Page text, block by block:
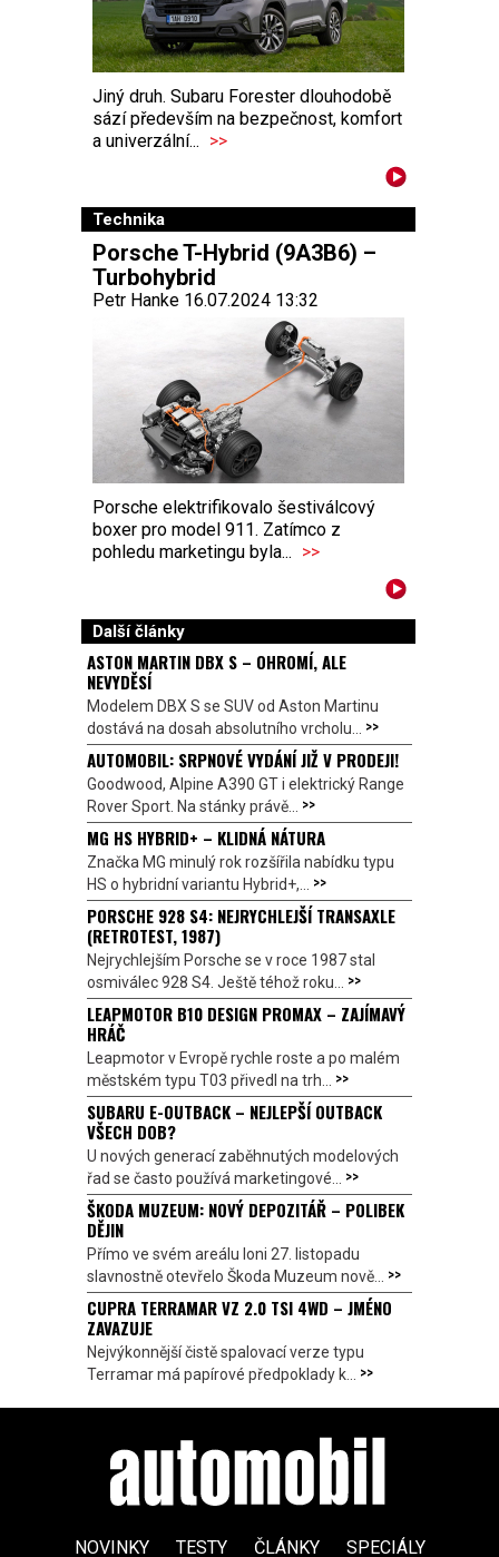
Jiný druh. Subaru Forester dlouhodobě
sází především na bezpečnost, komfort
a univerzální... >>
Technika
Porsche T-Hybrid (9A3B6) –
Turbohybrid
Petr Hanke 16.07.2024 13:32
Porsche elektrifikovalo šestiválcový
boxer pro model 911. Zatímco z
pohledu marketingu byla... >>
Další články
ASTON MARTIN DBX S – OHROMÍ, ALE
NEVYDĚSÍ
Modelem DBX S se SUV od Aston Martinu
dostává na dosah absolutního vrcholu... >>
AUTOMOBIL: SRPNOVÉ VYDÁNÍ JIŽ V PRODEJI!
Goodwood, Alpine A390 GT i elektrický Range
Rover Sport. Na stánky právě... >>
MG HS HYBRID+ – KLIDNÁ NÁTURA
Značka MG minulý rok rozšířila nabídku typu
HS o hybridní variantu Hybrid+,... >>
PORSCHE 928 S4: NEJRYCHLEJŠÍ TRANSAXLE
(RETROTEST, 1987)
Nejrychlejším Porsche se v roce 1987 stal
osmiválec 928 S4. Ještě téhož roku... >>
LEAPMOTOR B10 DESIGN PROMAX – ZAJÍMAVÝ
HRÁČ
Leapmotor v Evropě rychle roste a po malém
městském typu T03 přivedl na trh... >>
SUBARU E-OUTBACK – NEJLEPŠÍ OUTBACK
VŠECH DOB?
U nových generací zaběhnutých modelových
řad se často používá marketingové... >>
ŠKODA MUZEUM: NOVÝ DEPOZITÁŘ – POLIBEK
DĚJIN
Přímo ve svém areálu loni 27. listopadu
slavnostně otevřelo Škoda Muzeum nově... >>
CUPRA TERRAMAR VZ 2.0 TSI 4WD – JMÉNO
ZAVAZUJE
Nejvýkonnější čistě spalovací verze typu
Terramar má papírové předpoklady k... >>
NOVINKY TESTY ČLÁNKY SPECIÁLY